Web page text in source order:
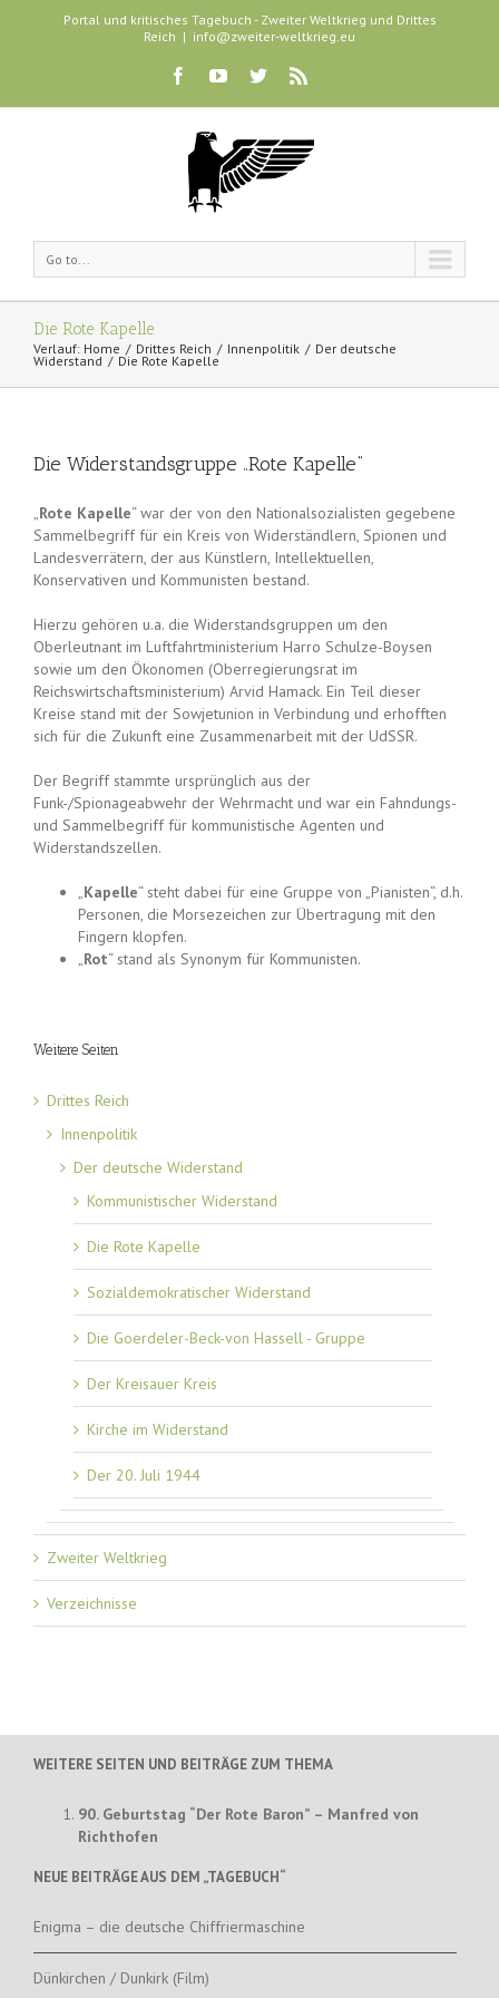
Portal und kritisches Tagebuch - Zweiter Weltkrieg und Drittes
Reich | info@zweiter-weltkrieg.eu
Go to...
Die Rote Kapelle
Verlauf: Home Drittes Reich Innenpolitik Der deutsche
Widerstand Die Rote Kapelle
Die Widerstandsgruppe „Rote Kapelle“
„Rote Kapelle“ war der von den Nationalsozialisten gegebene
Sammelbegriff für ein Kreis von Widerständlern, Spionen und
Landesverrätern, der aus Künstlern, Intellektuellen,
Konservativen und Kommunisten bestand.
Hierzu gehören u.a. die Widerstandsgruppen um den
Oberleutnant im Luftfahrtministerium Harro Schulze-Boysen
sowie um den Ökonomen (Oberregierungsrat im
Reichswirtschaftsministerium) Arvid Hamack. Ein Teil dieser
Kreise stand mit der Sowjetunion in Verbindung und erhofften
sich für die Zukunft eine Zusammenarbeit mit der UdSSR.
Der Begriff stammte ursprünglich aus der
Funk-/Spionageabwehr der Wehrmacht und war ein Fahndungs-
und Sammelbegriff für kommunistische Agenten und
Widerstandszellen.
„Kapelle“ steht dabei für eine Gruppe von „Pianisten“, d.h.
Personen, die Morsezeichen zur Übertragung mit den
Fingern klopfen.
„Rot“ stand als Synonym für Kommunisten.
Weitere Seiten
Drittes Reich
Innenpolitik
Der deutsche Widerstand
Kommunistischer Widerstand
Die Rote Kapelle
Sozialdemokratischer Widerstand
Die Goerdeler-Beck-von Hassell - Gruppe
Der Kreisauer Kreis
Kirche im Widerstand
Der 20. Juli 1944
Zweiter Weltkrieg
Verzeichnisse
WEITERE SEITEN UND BEITRÄGE ZUM THEMA
90. Geburtstag “Der Rote Baron” – Manfred von
Richthofen
NEUE BEITRÄGE AUS DEM „TAGEBUCH“
Enigma – die deutsche Chiffriermaschine
Dünkirchen / Dunkirk (Film)